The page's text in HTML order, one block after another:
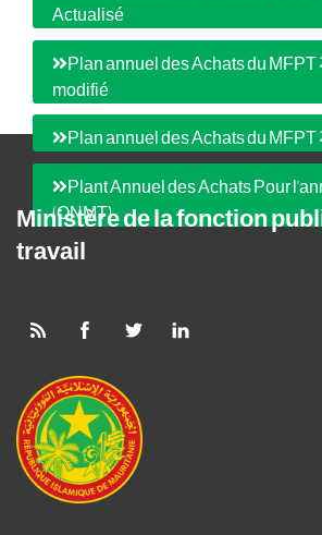
Actualisé
Plan annuel des Achats du MFPT
modifié
Plan annuel des Achats du MFPT
Plant Annuel des Achats Pour
(ONMT)
Ministère de la fonction
travail